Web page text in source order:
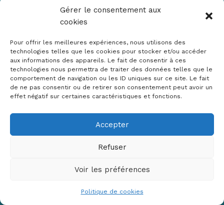
Gérer le consentement aux
cookies
Pour offrir les meilleures expériences, nous utilisons des
technologies telles que les cookies pour stocker et/ou accéder
aux informations des appareils. Le fait de consentir à ces
technologies nous permettra de traiter des données telles que le
comportement de navigation ou les ID uniques sur ce site. Le fait
de ne pas consentir ou de retirer son consentement peut avoir un
effet négatif sur certaines caractéristiques et fonctions.
Accepter
Refuser
Voir les préférences
Politique de cookies
Bâtiment Laennec
13100 Aix-en-Provence
✉ contact@crige-paca.org
Mentions légales
RGPD
Copyright © 2026 Crige PACA